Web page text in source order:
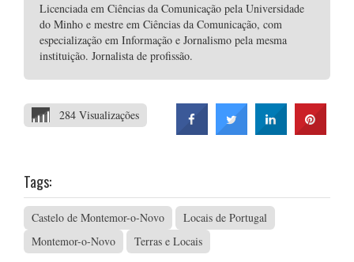
Licenciada em Ciências da Comunicação pela Universidade
do Minho e mestre em Ciências da Comunicação, com
especialização em Informação e Jornalismo pela mesma
instituição. Jornalista de profissão.
284 Visualizações
Tags:
Castelo de Montemor-o-Novo
Locais de Portugal
Montemor-o-Novo
Terras e Locais